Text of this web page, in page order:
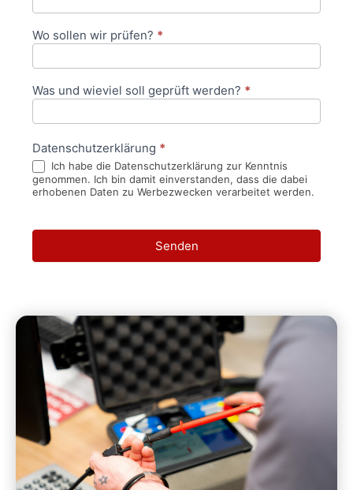
Wo sollen wir prüfen? *
Was und wieviel soll geprüft werden? *
Datenschutzerklärung *
Ich habe die Datenschutzerklärung zur Kenntnis
genommen. Ich bin damit einverstanden, dass die dabei
erhobenen Daten zu Werbezwecken verarbeitet werden.
Senden